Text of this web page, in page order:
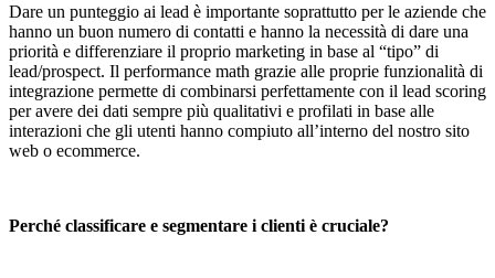
Dare un punteggio ai lead è importante soprattutto per le aziende che
hanno un buon numero di contatti e hanno la necessità di dare una
priorità e differenziare il proprio marketing in base al “tipo” di
lead/prospect. Il performance math grazie alle proprie funzionalità di
integrazione permette di combinarsi perfettamente con il lead scoring
per avere dei dati sempre più qualitativi e profilati in base alle
interazioni che gli utenti hanno compiuto all’interno del nostro sito
web o ecommerce.
Perché classificare e segmentare i clienti è cruciale?